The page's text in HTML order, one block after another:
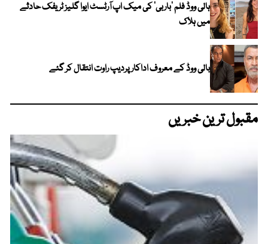
ہالی ووڈ فلم ’باربی‘ کی میک اپ آرٹسٹ ایوا گلیز ٹریفک حادثے
میں ہلاک
بالی ووڈ کے معروف اداکار پردیپ راوت انتقال کر گئے
مقبول ترین خبریں